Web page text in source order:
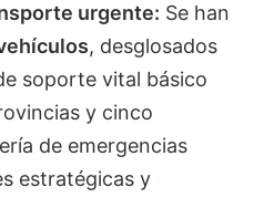
urgente: Se han
, desglosados
soporte vital básico
y cinco
de emergencias
estratégicas y